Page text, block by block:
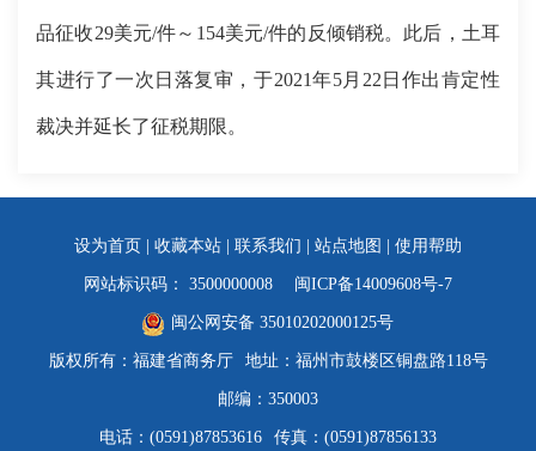
品征收29美元/件～154美元/件的反倾销税。此后，土耳
其进行了一次日落复审，于2021年5月22日作出肯定性
裁决并延长了征税期限。
设为首页 收藏本站 联系我们 站点地图 使用帮助
网站标识码： 3500000008 闽ICP备14009608号-7
闽公网安备 35010202000125号
版权所有：福建省商务厅 地址：福州市鼓楼区铜盘路118号
邮编：350003
电话：(0591)87853616 传真：(0591)87856133